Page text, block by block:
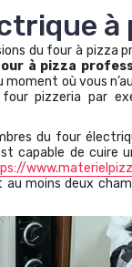
à
du four à pizza
à pizza
où vous
pizzeria par
du four
capable de cuire
moins deux